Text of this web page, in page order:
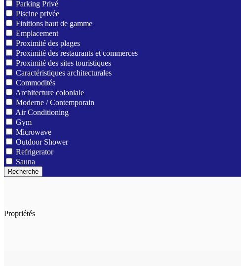
Parking Privé
Piscine privée
Finitions haut de gamme
Emplacement
Proximité des plages
Proximité des restaurants et commerces
Proximité des sites touristiques
Caractéristiques architecturales
Commodités
Architecture coloniale
Moderne / Contemporain
Air Conditioning
Gym
Microwave
Outdoor Shower
Refrigerator
Sauna
Recherche
Propriétés